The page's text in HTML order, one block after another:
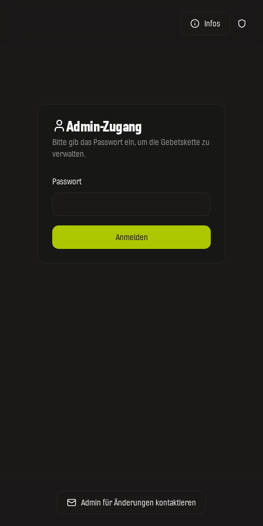
Infos
Admin-Zugang
Bitte gib das Passwort ein, um die Gebetskette zu
verwalten.
Passwort
Anmelden
Admin für Änderungen kontaktieren